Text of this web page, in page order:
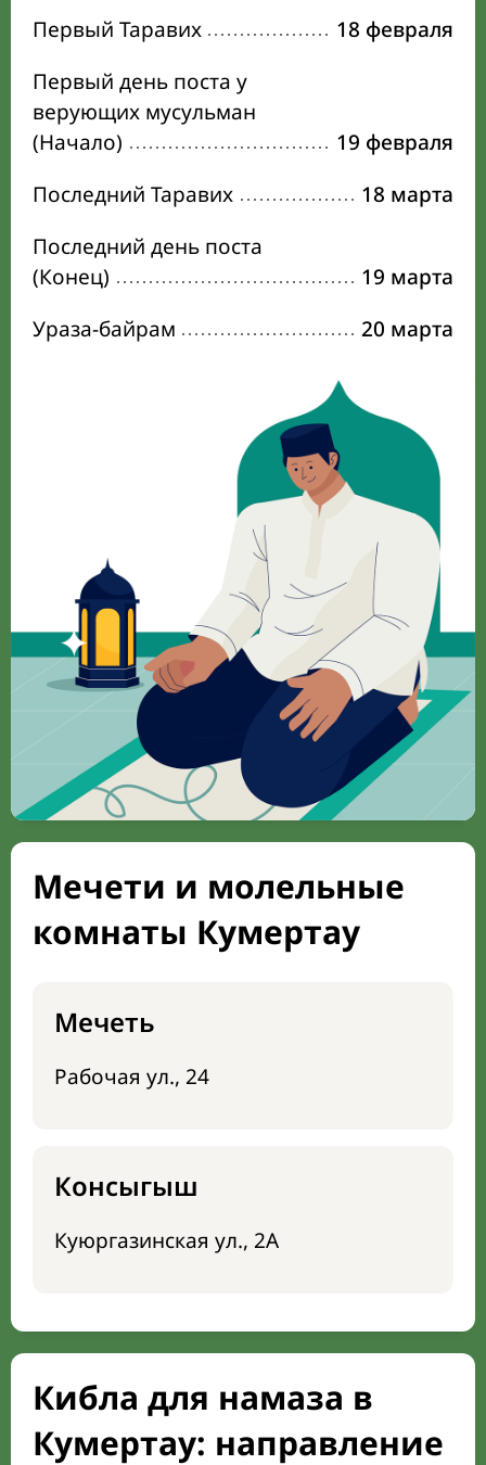
Первый Таравих
18 февраля
Первый день поста у
верующих мусульман
(Начало)
19 февраля
Последний Таравих
18 марта
Последний день поста
(Конец)
19 марта
Ураза-байрам
20 марта
Мечети и молельные
комнаты Кумертау
Мечеть
Рабочая ул., 24
Консыгыш
Куюргазинская ул., 2А
Кибла для намаза в
Кумертау: направление